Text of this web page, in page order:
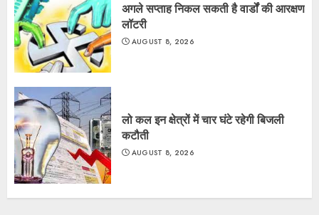
अगले सप्ताह निकल सकती है वार्डों की आरक्षण
लॉटरी
AUGUST 8, 2026
लो कल इन क्षेत्रों में चार घंटे रहेगी बिजली
कटौती
AUGUST 8, 2026